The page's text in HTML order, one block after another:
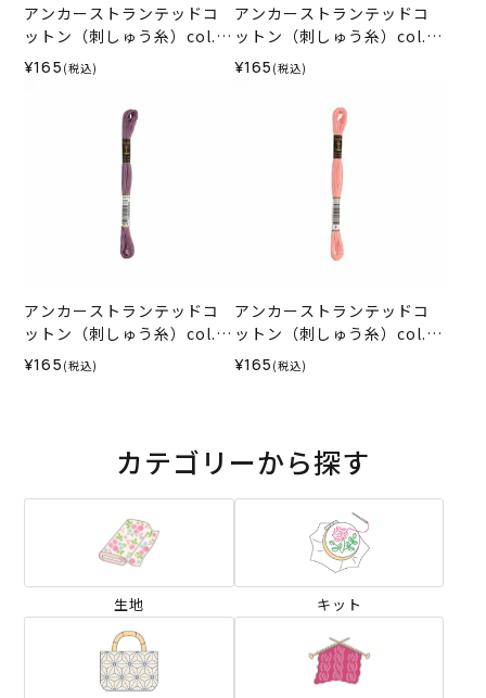
アンカーストランテッドコ
ットン（刺しゅう糸）col.0
278
¥165 (税込)
アンカーストランテッドコ
ットン（刺しゅう糸）col.0
010
¥165 (税込)
アンカーストランテッドコ
ットン（刺しゅう糸）col.0
871
¥165 (税込)
アンカーストランテッドコ
ットン（刺しゅう糸）col.0
008
¥165 (税込)
カテゴリーから探す
生地 キット